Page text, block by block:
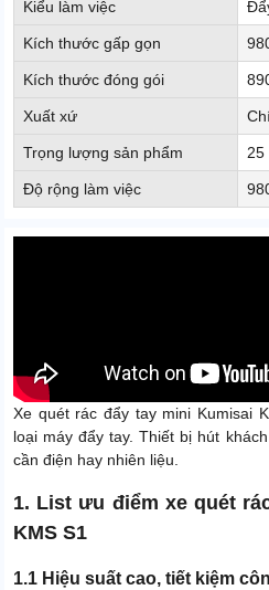
Kiểu làm việc
Kích thước gấp gọn
Kích thước đóng gói
Xuất xứ
Trọng lượng sản phẩm 25
Độ rộng làm việc
Xe quét rác đẩy tay mini Kumisai
loại máy đẩy tay. Thiết bị hút
cần điện hay nhiên liệu.
1. List ưu điểm xe quét
KMS S1
1.1 Hiệu suất cao, tiết kiệm